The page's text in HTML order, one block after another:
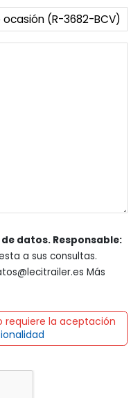
datos. Responsable:
a sus consultas.
Más
requiere la aceptación